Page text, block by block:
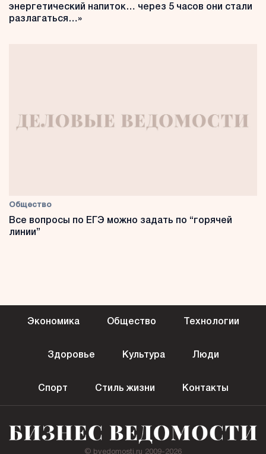
энергетический напиток… через 5 часов они стали
разлагаться…»
Общество
Все вопросы по ЕГЭ можно задать по “горячей
линии”
Экономика Общество Технологии
Здоровье Культура Люди
Спорт Стиль жизни Контакты
© bvedomosti.ru 2009-2026